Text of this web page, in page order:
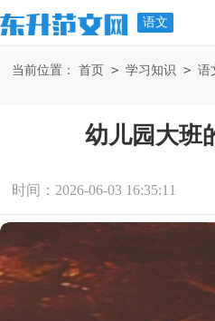
语文
当前位置： 首页 > 学习知识 > 语
幼儿园大班
时间：2026-06-03 16:35:11